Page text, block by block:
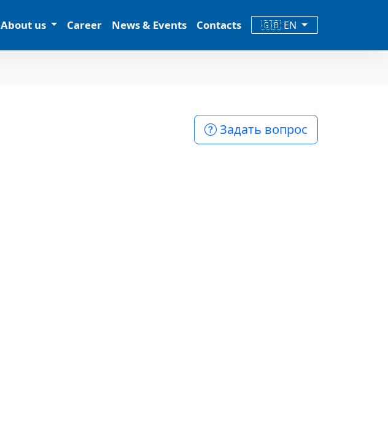
About us Career News & Events Contacts 🇬🇧 EN
Задать вопрос